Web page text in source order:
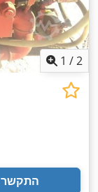
1 /2
התקשר